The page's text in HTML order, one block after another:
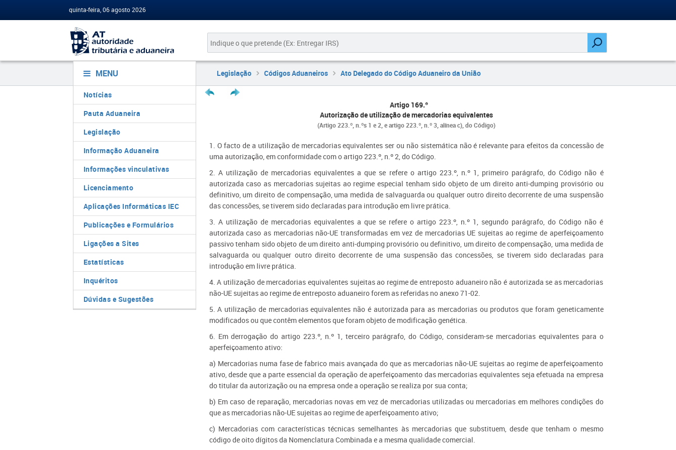
quinta-feira, 06 agosto 2026
MENU
Notícias
Pauta Aduaneira
Legislação
Informação Aduaneira
Informações vinculativas
Licenciamento
Aplicações Informáticas IEC
Publicações e Formulários
Ligações a Sites
Estatísticas
Inquéritos
Dúvidas e Sugestões
Legislação Códigos Aduaneiros Ato Delegado do Código Aduaneiro da União
Artigo 169.º
Autorização de utilização de mercadorias equivalentes
(Artigo 223.º, n.ºs 1 e 2, e artigo 223.º, n.º 3, alínea c), do Código)
1. O facto de a utilização de mercadorias equivalentes ser ou não sistemática não é relevante para efeitos da concessão de
uma autorização, em conformidade com o artigo 223.º, n.º 2, do Código.
2. A utilização de mercadorias equivalentes a que se refere o artigo 223.º, n.º 1, primeiro parágrafo, do Código não é
autorizada caso as mercadorias sujeitas ao regime especial tenham sido objeto de um direito anti-dumping provisório ou
definitivo, um direito de compensação, uma medida de salvaguarda ou qualquer outro direito decorrente de uma suspensão
das concessões, se tiverem sido declaradas para introdução em livre prática.
3. A utilização de mercadorias equivalentes a que se refere o artigo 223.º, n.º 1, segundo parágrafo, do Código não é
autorizada caso as mercadorias não-UE transformadas em vez de mercadorias UE sujeitas ao regime de aperfeiçoamento
passivo tenham sido objeto de um direito anti-dumping provisório ou definitivo, um direito de compensação, uma medida de
salvaguarda ou qualquer outro direito decorrente de uma suspensão das concessões, se tiverem sido declaradas para
introdução em livre prática.
4. A utilização de mercadorias equivalentes sujeitas ao regime de entreposto aduaneiro não é autorizada se as mercadorias
não-UE sujeitas ao regime de entreposto aduaneiro forem as referidas no anexo 71-02.
5. A utilização de mercadorias equivalentes não é autorizada para as mercadorias ou produtos que foram geneticamente
modificados ou que contêm elementos que foram objeto de modificação genética.
6. Em derrogação do artigo 223.º, n.º 1, terceiro parágrafo, do Código, consideram-se mercadorias equivalentes para o
aperfeiçoamento ativo:
a) Mercadorias numa fase de fabrico mais avançada do que as mercadorias não-UE sujeitas ao regime de aperfeiçoamento
ativo, desde que a parte essencial da operação de aperfeiçoamento das mercadorias equivalentes seja efetuada na empresa
do titular da autorização ou na empresa onde a operação se realiza por sua conta;
b) Em caso de reparação, mercadorias novas em vez de mercadorias utilizadas ou mercadorias em melhores condições do
que as mercadorias não-UE sujeitas ao regime de aperfeiçoamento ativo;
c) Mercadorias com características técnicas semelhantes às mercadorias que substituem, desde que tenham o mesmo
código de oito dígitos da Nomenclatura Combinada e a mesma qualidade comercial.